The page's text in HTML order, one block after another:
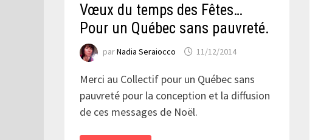
Vœux du temps des Fêtes…
Pour un Québec sans pauvreté.
parNadia Seraiocco 11/12/2014
Merci au Collectif pour un Québec sans
pauvreté pour la conception et la diffusion
de ces messages de Noël.